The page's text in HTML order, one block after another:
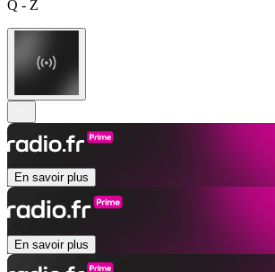
Q - Z
En savoir plus
En savoir plus